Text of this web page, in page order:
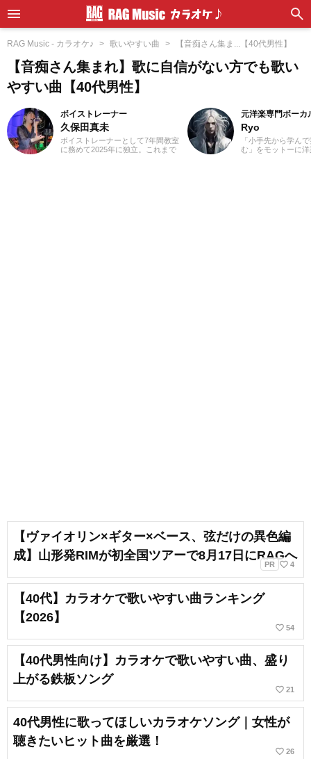
RAG Music - カラオケ♪ 歌いやすい曲 【音痴さん集ま...【40代男性】
【音痴さん集まれ】歌に自信がない方でも歌い
やすい曲【40代男性】
ボイストレーナー
久保田真未
ボイストレーナーとして7年間教室
に務めて2025年に独立。これまで
元洋楽専門ボーカ
Ryo
「小手先から学ん
む」をモットーに
【ヴァイオリン×ギター×ベース、弦だけの異色編
成】山形発RIMが初全国ツアーで8月17日にRAGへ
PR favorite_border 4
【40代】カラオケで歌いやすい曲ランキング
【2026】
favorite_border 54
【40代男性向け】カラオケで歌いやすい曲、盛り
上がる鉄板ソング
favorite_border 21
40代男性に歌ってほしいカラオケソング｜女性が
聴きたいヒット曲を厳選！
favorite_border 26